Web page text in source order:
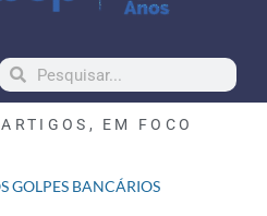
ARTIGOS , EM FOCO
GOLPES BANCÁRIOS